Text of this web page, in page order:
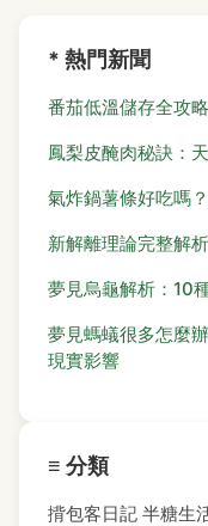
* 熱門新聞
番茄低溫儲存全攻
鳳梨皮醃肉秘訣：
氣炸鍋薯條好吃嗎
新解離理論完整解
夢見烏龜解析：10
夢見螞蟻很多怎麼
現實影響
≡ 分類
揹包客日記 半糖生